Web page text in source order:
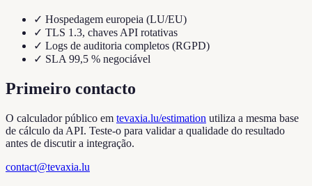
✓ Hospedagem europeia (LU/EU)
✓ TLS 1.3, chaves API rotativas
✓ Logs de auditoria completos (RGPD)
✓ SLA 99,5 % negociável
Primeiro contacto
O calculador público em tevaxia.lu/estimation utiliza a mesma base
de cálculo da API. Teste-o para validar a qualidade do resultado
antes de discutir a integração.
contact@tevaxia.lu